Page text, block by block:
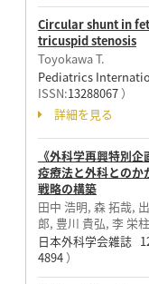
Circular shunt in
tricuspid stenosis
Toyokawa T.
Pediatrics
ISSN:13288067）
詳細を見る
《外科学再興特別
疫療法と外科との
戦略の構築
田中 浩明, 森 拓哉,
郎, 豊川 貴弘, 李 栄
日本外科学会雑誌
4894）